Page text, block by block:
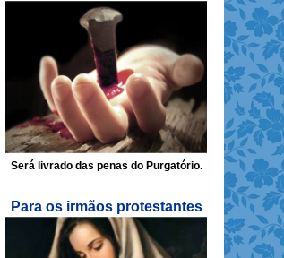
Será livrado das penas do Purgatório.
Para os irmãos protestantes